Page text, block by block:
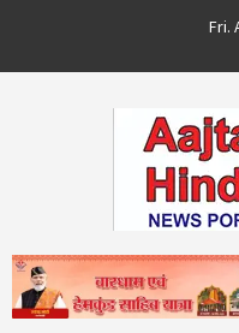
content
Fri.